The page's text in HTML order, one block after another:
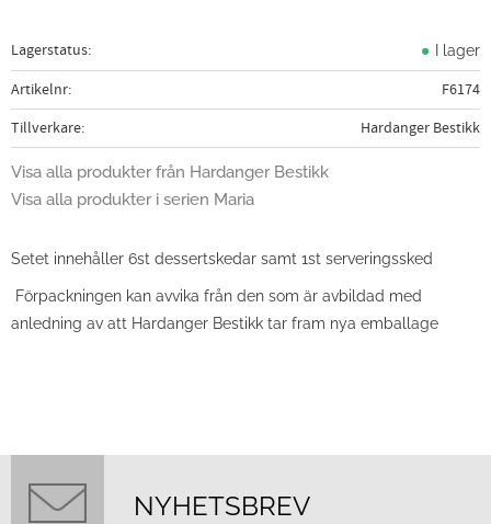
Lagerstatus I lager
Artikelnr
F6174
Tillverkare
Hardanger Bestikk
Visa alla produkter från Hardanger Bestikk
Visa alla produkter i serien Maria
Setet innehåller 6st dessertskedar samt 1st serveringssked
Förpackningen kan avvika från den som är avbildad med
anledning av att Hardanger Bestikk tar fram nya emballage
NYHETSBREV